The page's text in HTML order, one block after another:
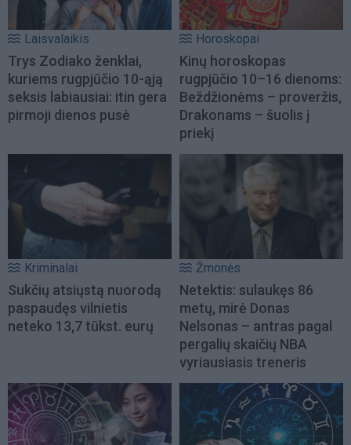
Laisvalaikis
Trys Zodiako ženklai,
kuriems rugpjūčio 10-ąją
seksis labiausiai: itin gera
pirmoji dienos pusė
Horoskopai
Kinų horoskopas
rugpjūčio 10–16 dienoms:
Beždžionėms – proveržis,
Drakonams – šuolis į
priekį
Kriminalai
Sukčių atsiųstą nuorodą
paspaudęs vilnietis
neteko 13,7 tūkst. eurų
Žmonės
Netektis: sulaukęs 86
metų, mirė Donas
Nelsonas – antras pagal
pergalių skaičių NBA
vyriausiasis treneris